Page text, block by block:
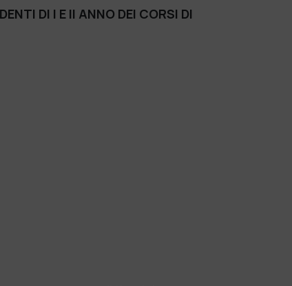
DI I E II ANNO DEI CORSI DI